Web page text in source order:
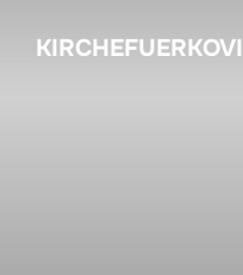
KIRCHEFUERKOVI